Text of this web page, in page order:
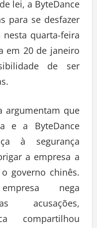
lei, a ByteDance
para se desfazer
nesta quarta-feira
em 20 de janeiro
de ser
argumentam que
e a ByteDance
à segurança
a empresa a
governo chinês.
nega
acusações,
compartilhou